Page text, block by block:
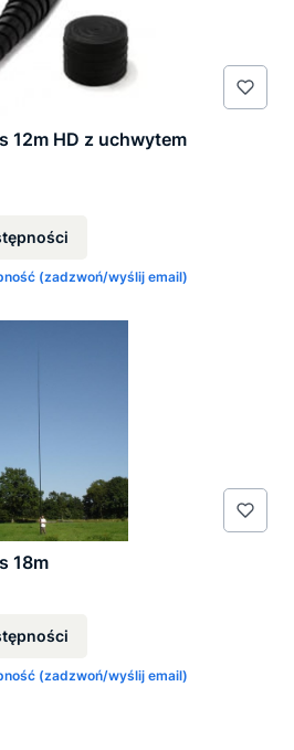
12m HD z uchwytem
(zadzwoń/wyślij email)
18m
(zadzwoń/wyślij email)